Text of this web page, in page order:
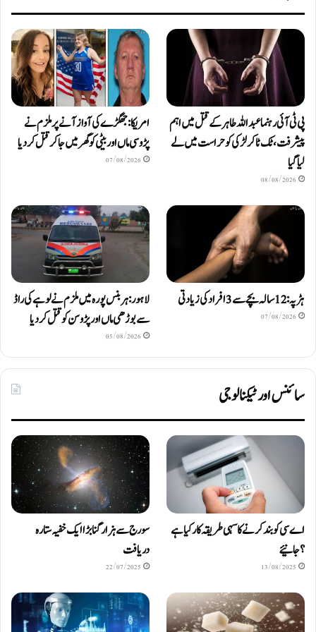
پی ٹی آئی رہنما عبداللہ طاہر کے قتل میں اہم
پیشرفت، ٹک ٹاکر لڑکی کو حراست میں لے
لیا گیا
08/08/2026
امریکا: جھگڑے کی آواز آنے پر ملزم نے
پڑوسی ماں اور بیٹی کو گھر میں جا کر قتل کر دیا
07/08/2026
ہڑپہ: 12 سالہ بچے سے 3 افراد کی زیادتی
07/08/2026
لاہور: ہربنس پورہ میں ملزم نے لوہے کی راڈ
سے بوڑھی ماں اور پڑوسن کو قتل کر دیا
05/08/2026
سائنس اور ٹیکنالوجی
اے سی کو بند کرنے کا سہی طریقہ کار کیا ہے
؟ جانیئے
13/08/2025
سورج سے ہزار گنا بڑا ایک خفیہ ستارہ
دریافت
22/07/2025